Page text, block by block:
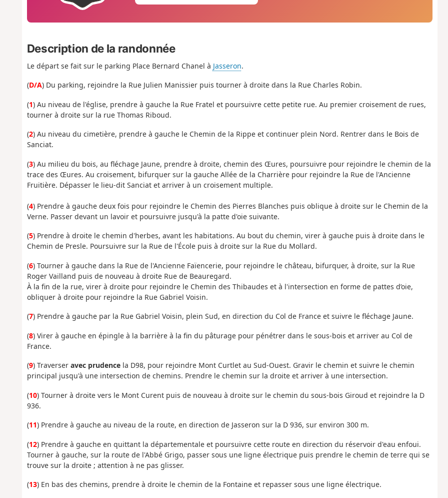
Description de la randonnée
Le départ se fait sur le parking Place Bernard Chanel à Jasseron.
(D/A) Du parking, rejoindre la Rue Julien Manissier puis tourner à droite dans la Rue Charles Robin.
(1) Au niveau de l'église, prendre à gauche la Rue Fratel et poursuivre cette petite rue. Au premier croisement de rues,
tourner à droite sur la rue Thomas Riboud.
(2) Au niveau du cimetière, prendre à gauche le Chemin de la Rippe et continuer plein Nord. Rentrer dans le Bois de
Sanciat.
(3) Au milieu du bois, au fléchage Jaune, prendre à droite, chemin des Œures, poursuivre pour rejoindre le chemin de la
trace des Œures. Au croisement, bifurquer sur la gauche Allée de la Charrière pour rejoindre la Rue de l'Ancienne
Fruitière. Dépasser le lieu-dit Sanciat et arriver à un croisement multiple.
(4) Prendre à gauche deux fois pour rejoindre le Chemin des Pierres Blanches puis oblique à droite sur le Chemin de la
Verne. Passer devant un lavoir et poursuivre jusqu'à la patte d'oie suivante.
(5) Prendre à droite le chemin d'herbes, avant les habitations. Au bout du chemin, virer à gauche puis à droite dans le
Chemin de Presle. Poursuivre sur la Rue de l'École puis à droite sur la Rue du Mollard.
(6) Tourner à gauche dans la Rue de l'Ancienne Faïencerie, pour rejoindre le château, bifurquer, à droite, sur la Rue
Roger Vailland puis de nouveau à droite Rue de Beauregard.
À la fin de la rue, virer à droite pour rejoindre le Chemin des Thibaudes et à l'intersection en forme de pattes d’oie,
obliquer à droite pour rejoindre la Rue Gabriel Voisin.
(7) Prendre à gauche par la Rue Gabriel Voisin, plein Sud, en direction du Col de France et suivre le fléchage Jaune.
(8) Virer à gauche en épingle à la barrière à la fin du pâturage pour pénétrer dans le sous-bois et arriver au Col de
France.
(9) Traverser avec prudencela D98, pour rejoindre Mont Curtlet au Sud-Ouest. Gravir le chemin et suivre le chemin
principal jusqu'à une intersection de chemins. Prendre le chemin sur la droite et arriver à une intersection.
(10) Tourner à droite vers le Mont Curent puis de nouveau à droite sur le chemin du sous-bois Giroud et rejoindre la D
936.
(11) Prendre à gauche au niveau de la route, en direction de Jasseron sur la D 936, sur environ 300 m.
(12) Prendre à gauche en quittant la départementale et poursuivre cette route en direction du réservoir d'eau enfoui.
Tourner à gauche, sur la route de l'Abbé Grigo, passer sous une ligne électrique puis prendre le chemin de terre qui se
trouve sur la droite ; attention à ne pas glisser.
(13) En bas des chemins, prendre à droite le chemin de la Fontaine et repasser sous une ligne électrique.